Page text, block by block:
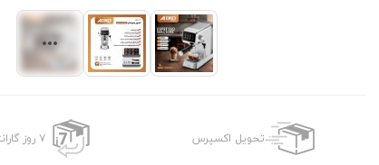
تحویل اکسپرس ۷ روز گارانتی بازگشت وجه